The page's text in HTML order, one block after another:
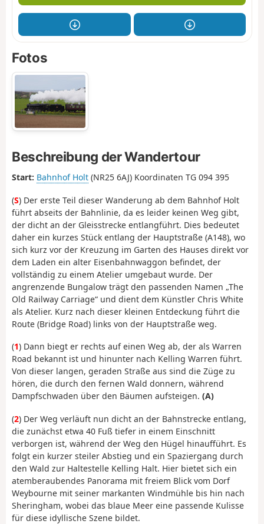
Fotos
Beschreibung der Wandertour
Start: Bahnhof Holt (NR25 6AJ) Koordinaten TG 094 395
(S) Der erste Teil dieser Wanderung ab dem Bahnhof Holt
führt abseits der Bahnlinie, da es leider keinen Weg gibt,
der dicht an der Gleisstrecke entlangführt. Dies bedeutet
daher ein kurzes Stück entlang der Hauptstraße (A148), wo
sich kurz vor der Kreuzung im Garten des Hauses direkt vor
dem Laden ein alter Eisenbahnwaggon befindet, der
vollständig zu einem Atelier umgebaut wurde. Der
angrenzende Bungalow trägt den passenden Namen „The
Old Railway Carriage“ und dient dem Künstler Chris White
als Atelier. Kurz nach dieser kleinen Entdeckung führt die
Route (Bridge Road) links von der Hauptstraße weg.
(1) Dann biegt er rechts auf einen Weg ab, der als Warren
Road bekannt ist und hinunter nach Kelling Warren führt.
Von dieser langen, geraden Straße aus sind die Züge zu
hören, die durch den fernen Wald donnern, während
Dampfschwaden über den Bäumen aufsteigen. (A)
(2) Der Weg verläuft nun dicht an der Bahnstrecke entlang,
die zunächst etwa 40 Fuß tiefer in einem Einschnitt
verborgen ist, während der Weg den Hügel hinaufführt. Es
folgt ein kurzer steiler Abstieg und ein Spaziergang durch
den Wald zur Haltestelle Kelling Halt. Hier bietet sich ein
atemberaubendes Panorama mit freiem Blick vom Dorf
Weybourne mit seiner markanten Windmühle bis hin nach
Sheringham, wobei das blaue Meer eine passende Kulisse
für diese idyllische Szene bildet.